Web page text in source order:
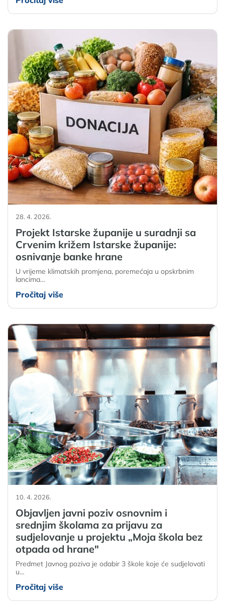
28. 4. 2026.
Projekt Istarske županije u suradnji sa
Crvenim križem Istarske županije:
osnivanje banke hrane
U vrijeme klimatskih promjena, poremećaja u opskrbnim
lancima…
Pročitaj više
10. 4. 2026.
Objavljen javni poziv osnovnim i
srednjim školama za prijavu za
sudjelovanje u projektu „Moja škola bez
otpada od hrane"
Predmet Javnog poziva je odabir 3 škole koje će sudjelovati
u…
Pročitaj više